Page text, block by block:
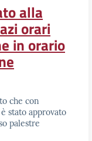
alla
orari
in orario
che con
stato approvato
palestre